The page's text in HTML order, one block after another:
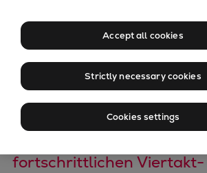
Company
Digital Center
Press & Media
Discover stories
Locationfinder
Technologie
20 Millionen
fortschrittlichen Viertakt-
Accept all cookies
Strictly necessary cookies
Cookies settings